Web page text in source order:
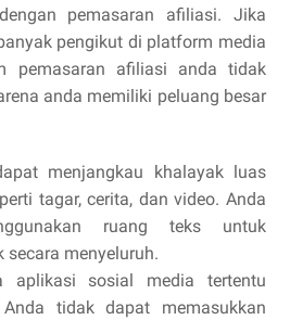
pemasaran afiliasi. Jika
pengikut di platform media
pemasaran afiliasi anda tidak
anda memiliki peluang besar
menjangkau khalayak luas
tagar, cerita, dan video. Anda
ruang teks untuk
secara menyeluruh.
aplikasi sosial media tertentu
tidak dapat memasukkan